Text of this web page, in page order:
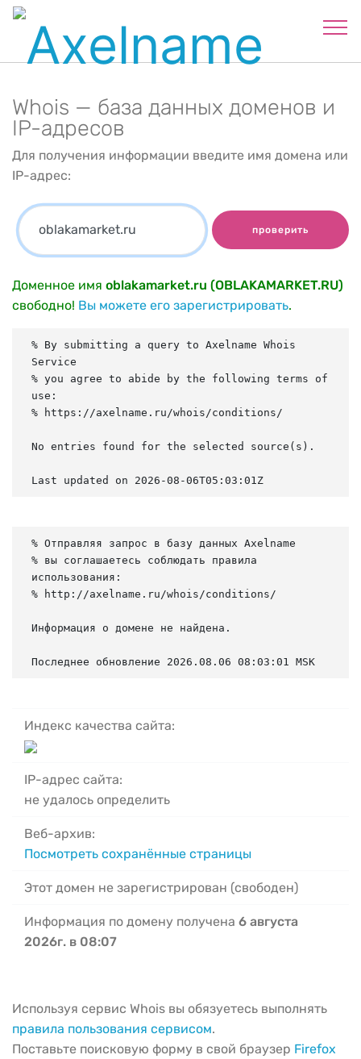
Whois — база данных доменов и
IP-адресов
Для получения информации введите имя домена или
IP-адрес:
проверить
Доменное имя oblakamarket.ru (OBLAKAMARKET.RU)
свободно! Вы можете его зарегистрировать.
% By submitting a query to Axelname Whois
Service
% you agree to abide by the following terms of
use:
% https://axelname.ru/whois/conditions/
No entries found for the selected source(s).
Last updated on 2026-08-06T05:03:01Z
% Отправляя запрос в базу данных Axelname
% вы соглашаетесь соблюдать правила
использования:
% http://axelname.ru/whois/conditions/
Информация о домене не найдена.
Последнее обновление 2026.08.06 08:03:01 MSK
Индекс качества сайта:
IP-адрес сайта:
не удалось определить
Веб-архив:
Посмотреть сохранённые страницы
Этот домен не зарегистрирован (свободен)
Информация по домену получена 6 августа
2026г. в 08:07
Используя сервис Whois вы обязуетесь выполнять
правила пользования сервисом.
Поставьте поисковую форму в свой браузер Firefox